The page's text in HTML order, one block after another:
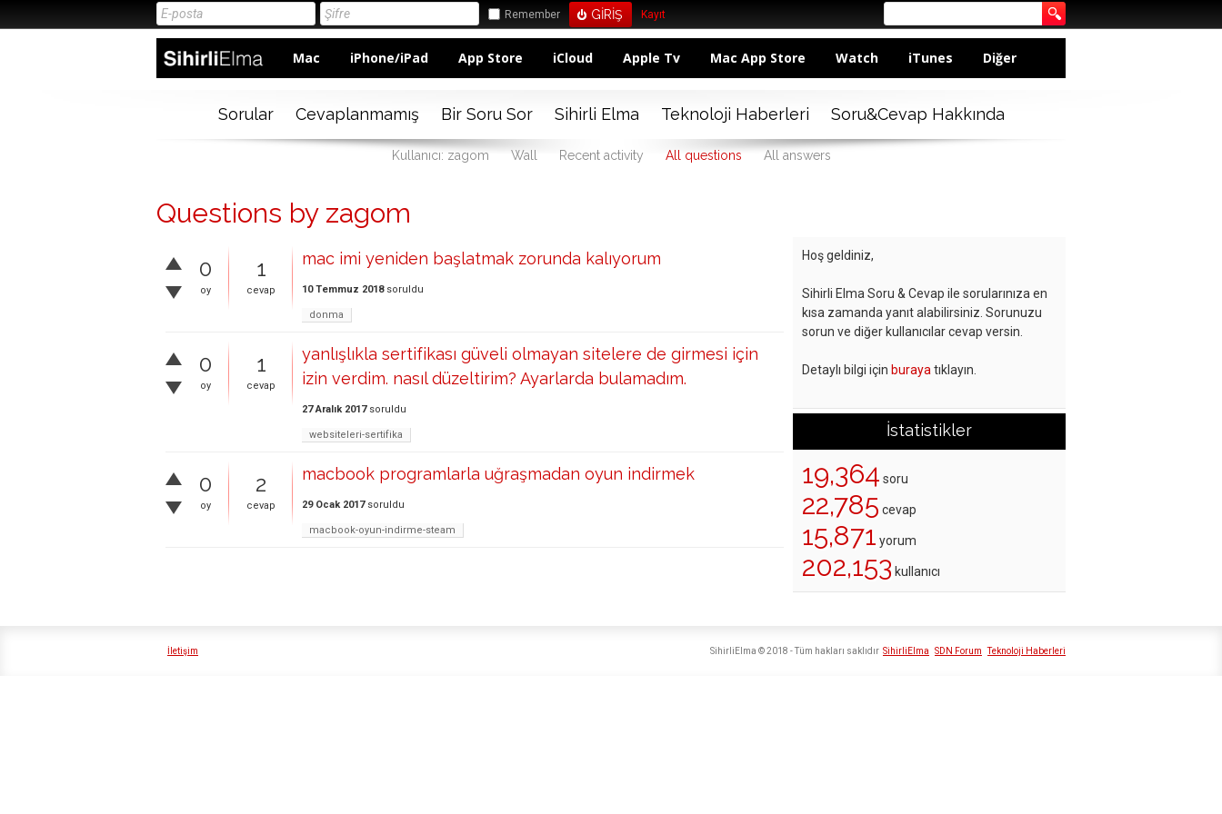
Remember Kayıt
Mac iPhone/iPad App Store iCloud Apple Tv Mac App Store Watch iTunes Diğer
Sorular Cevaplanmamış Bir Soru Sor Sihirli Elma Teknoloji Haberleri Soru&Cevap Hakkında
Kullanıcı: zagom Wall Recent activity All questions All answers
Questions by zagom
0
oy
1
cevap
mac imi yeniden başlatmak zorunda kalıyorum
10 Temmuz 2018 soruldu
donma
0
oy
1
cevap
yanlışlıkla sertifikası güveli olmayan sitelere de girmesi için
izin verdim. nasıl düzeltirim? Ayarlarda bulamadım.
27 Aralık 2017 soruldu
websiteleri-sertifika
0
oy
2
cevap
macbook programlarla uğraşmadan oyun indirmek
29 Ocak 2017 soruldu
macbook-oyun-indirme-steam
Hoş geldiniz,
Sihirli Elma Soru & Cevap ile sorularınıza en
kısa zamanda yanıt alabilirsiniz. Sorunuzu
sorun ve diğer kullanıcılar cevap versin.
Detaylı bilgi için buraya tıklayın.
İstatistikler
19,364 soru
22,785 cevap
15,871 yorum
202,153 kullanıcı
İletişim SihirliElma SDN Forum Teknoloji Haberleri
SihirliElma © 2018 - Tüm hakları saklıdır